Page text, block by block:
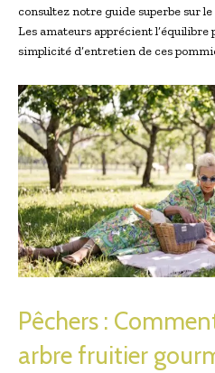
consultez notre guide superbe sur le
Les amateurs apprécient
simplicité d’entretien de ces
Pêchers :
arbre fruitier